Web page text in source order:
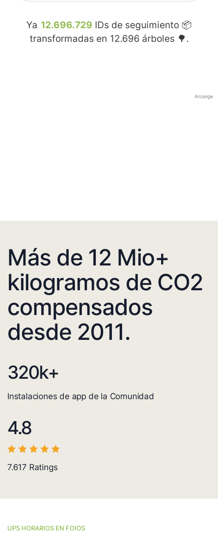
Ya 12.696.729 IDs de seguimiento 📦
transformadas en 12.696 árboles 🌳.
Anzeige
Más de 12 Mio+
kilogramos de CO2
compensados
desde 2011.
320k+
Instalaciones de app de la Comunidad
4.8
7.617 Ratings
UPS HORARIOS EN FOIOS